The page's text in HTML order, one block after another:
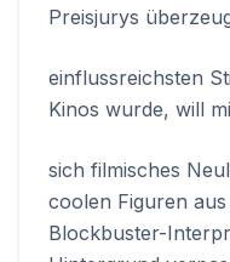
Preisjurys
einflussreichsten
Kinos wurde, will
sich filmisches
coolen Figuren
Blockbuster-